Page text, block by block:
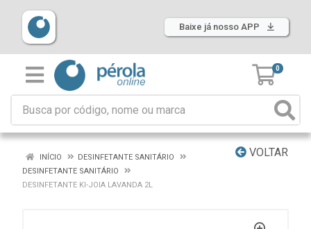
Baixe já nosso APP
0
VOLTAR
INÍCIO
DESINFETANTE SANITÁRIO
DESINFETANTE SANITÁRIO
DESINFETANTE KI-JOIA LAVANDA 2L